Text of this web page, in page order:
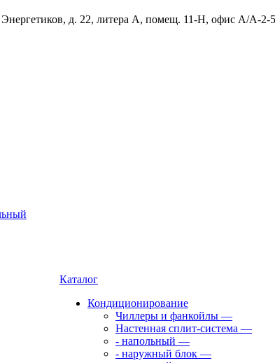
Энергетиков, д. 22, литера А, помещ. 11-Н, офис А/А-2-5
Каталог
Кондиционирование
Чиллеры и фанкойлы —
Настенная сплит-система —
- напольный —
- наружный блок —